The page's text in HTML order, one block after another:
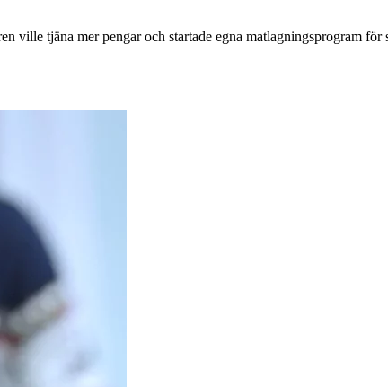
ville tjäna mer pengar och startade egna matlagningsprogram för